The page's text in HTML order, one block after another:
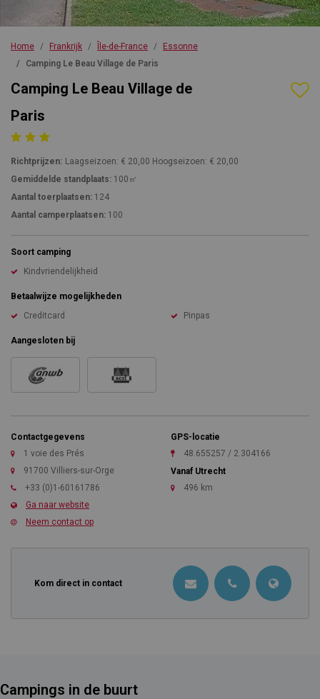
Camping Le Beau Village de
Paris
Richtprijzen: Laagseizoen: € 20,00 Hoogseizoen: € 20,00
Gemiddelde standplaats: 100㎡
Aantal toerplaatsen: 124
Aantal camperplaatsen: 100
Soort camping
Kindvriendelijkheid
Betaalwijze mogelijkheden
Creditcard
Pinpas
Aangesloten bij
Contactgegevens
1 voie des Prés
91700 Villiers-sur-Orge
+33 (0)1-60161786
Ga naar website
Neem contact op
GPS-locatie
48.655257 / 2.304166
Vanaf Utrecht
496 km
Kom direct in contact
Home Frankrijk Île-de-France
Essonne
Camping Le Beau Village de Paris
Campings in de buurt